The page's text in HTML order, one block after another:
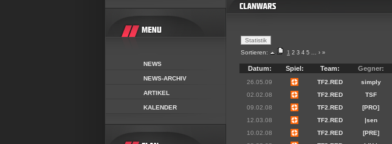
NEWS
NEWS-ARCHIV
ARTIKEL
KALENDER
Sortieren: 1 2 3 4 5 ... › »
Datum: Spiel: Team: Gegner:
26.05.09 TF2.RED simply
02.02.08
TF2.RED TSF
09.02.08
TF2.RED [PRO]
12.03.08
TF2.RED |sen
10.02.08
TF2.RED [PRE]